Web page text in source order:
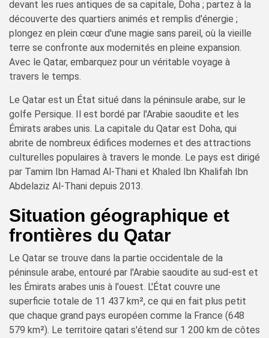
devant les rues antiques de sa capitale, Doha ; partez à la
découverte des quartiers animés et remplis d'énergie ;
plongez en plein cœur d'une magie sans pareil, où la vieille
terre se confronte aux modernités en pleine expansion.
Avec le Qatar, embarquez pour un véritable voyage à
travers le temps.
Le Qatar est un État situé dans la péninsule arabe, sur le
golfe Persique. Il est bordé par l'Arabie saoudite et les
Émirats arabes unis. La capitale du Qatar est Doha, qui
abrite de nombreux édifices modernes et des attractions
culturelles populaires à travers le monde. Le pays est dirigé
par Tamim Ibn Hamad Al-Thani et Khaled Ibn Khalifah Ibn
Abdelaziz Al-Thani depuis 2013.
Situation géographique et
frontières du Qatar
Le Qatar se trouve dans la partie occidentale de la
péninsule arabe, entouré par l'Arabie saoudite au sud-est et
les Émirats arabes unis à l'ouest. L'État couvre une
superficie totale de 11 437 km², ce qui en fait plus petit
que chaque grand pays européen comme la France (648
579 km²). Le territoire qatari s'étend sur 1 200 km de côtes